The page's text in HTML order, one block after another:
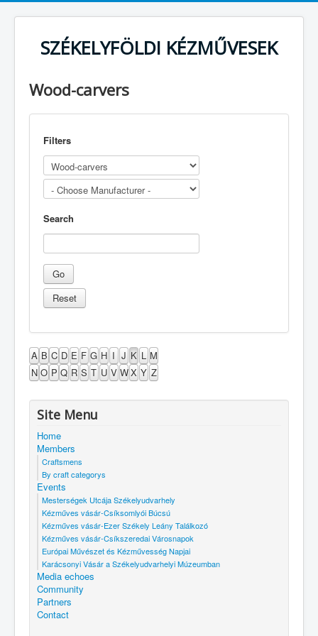
SZÉKELYFÖLDI KÉZMŰVESEK
Wood-carvers
Filters
Search
A B C D E F G H I J K L M
N O P Q R S T U V WX Y Z
Site Menu
Home
Members
Craftsmens
By craft categorys
Events
Mesterségek Utcája Székelyudvarhely
Kézműves vásár-Csíksomlyói Búcsú
Kézműves vásár-Ezer Székely Leány Találkozó
Kézműves vásár-Csíkszeredai Városnapok
Európai Művészet és Kézművesség Napjai
Karácsonyi Vásár a Székelyudvarhelyi Múzeumban
Media echoes
Community
Partners
Contact